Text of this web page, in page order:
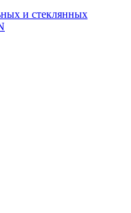
и стеклянных